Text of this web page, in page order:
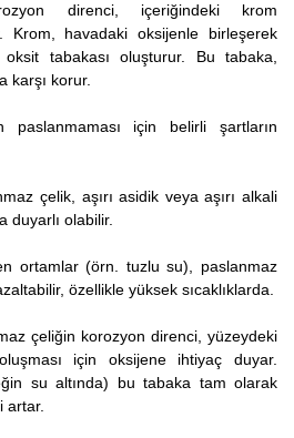
direnci, içeriğindeki krom
Krom, havadaki oksijenle birleşerek
tabakası oluşturur. Bu tabaka,
karşı korur.
paslanmaması için belirli şartların
çelik, aşırı asidik veya aşırı alkali
duyarlı olabilir.
ortamlar (örn. tuzlu su), paslanmaz
özellikle yüksek sıcaklıklarda.
çeliğin korozyon direnci, yüzeydeki
için oksijene ihtiyaç duyar.
su altında) bu tabaka tam olarak
artar.